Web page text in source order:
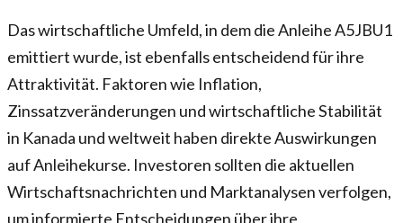
Das wirtschaftliche Umfeld, in dem die Anleihe A5JBU1
emittiert wurde, ist ebenfalls entscheidend für ihre
Attraktivität. Faktoren wie Inflation,
Zinssatzveränderungen und wirtschaftliche Stabilität
in Kanada und weltweit haben direkte Auswirkungen
auf Anleihekurse. Investoren sollten die aktuellen
Wirtschaftsnachrichten und Marktanalysen verfolgen,
um informierte Entscheidungen über ihre